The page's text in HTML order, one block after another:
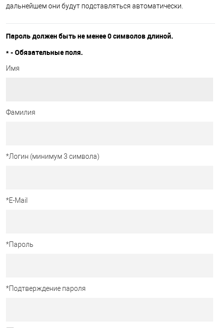
дальнейшем они будут подставляться автоматически.
Пароль должен быть не менее 0 символов длиной.
* - Обязательные поля.
Имя
Фамилия
*Логин (минимум 3 символа)
*E-Mail
*Пароль
*Подтверждение пароля